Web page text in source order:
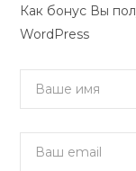
Как бонус Вы
WordPress